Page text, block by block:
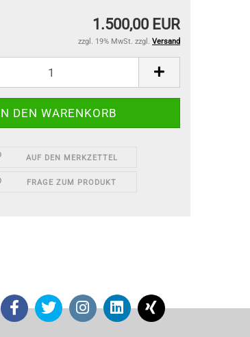
1.500,00 EUR
zzgl. 19% MwSt. zzgl. Versand
AUF DEN MERKZETTEL
FRAGE ZUM PRODUKT